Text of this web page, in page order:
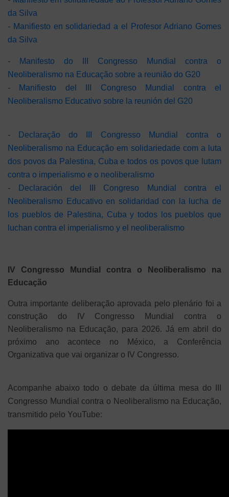
da Silva
- Manifiesto en solidariedad a el Profesor Adriano Gomes
da Silva
-
Manifesto do III Congresso Mundial contra o
Neoliberalismo na Educação sobre a reunião do G20
- Manifiesto del III Congreso Mundial contra el
Neoliberalismo Educativo sobre la reunión del G20
-
Declaração do III Congresso Mundial contra o
Neoliberalismo na Educação em solidariedade com a luta
dos povos da Palestina, Cuba e todos os povos que lutam
contra o imperialismo e o neoliberalismo
-
Declaración del III Congreso Mundial contra el
Neoliberalismo Educativo en solidaridad con la lucha de
los pueblos de Palestina, Cuba y todos los pueblos que
luchan contra el imperialismo y el neoliberalismo
IV Congresso Mundial contra o Neoliberalismo na
Educação
Outra importante deliberação aprovada pelo plenário foi a
construção do IV Congresso Mundial contra o
Neoliberalismo na Educação, para 2026. Já em abril do
próximo ano acontece no México, a Conferência
Organizativa que vai organizar o IV Congresso.
Acompanhe abaixo todo o debate da última mesa do III
Congresso Mundial contra o Neoliberalismo na Educação,
transmitido pelo YouTube: